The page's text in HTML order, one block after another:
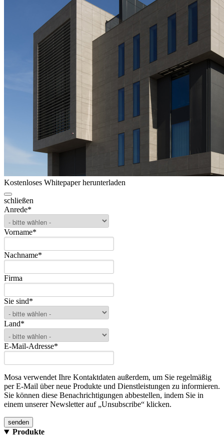
Kostenloses Whitepaper herunterladen
schließen
Anrede*
Vorname*
Nachname*
Firma
Sie sind*
Land*
E-Mail-Adresse*
Mosa verwendet Ihre Kontaktdaten außerdem, um Sie regelmäßig
per E-Mail über neue Produkte und Dienstleistungen zu informieren.
Sie können diese Benachrichtigungen abbestellen, indem Sie in
einem unserer Newsletter auf „Unsubscribe“ klicken.
Produkte